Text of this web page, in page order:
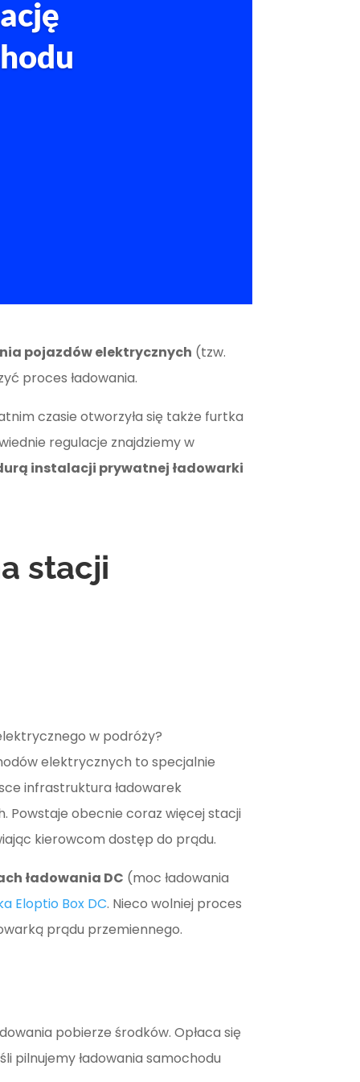
pojazdów elektrycznych (tzw.
proces ładowania.
czasie otworzyła się także furtka
regulacje znajdziemy w
instalacji prywatnej ładowarki
stacji
w podróży?
elektrycznych to specjalnie
infrastruktura ładowarek
Powstaje obecnie coraz więcej stacji
kierowcom dostęp do prądu.
ładowania DC (moc ładowania
Eloptio Box DC. Nieco wolniej proces
prądu przemiennego.
pobierze środków. Opłaca się
pilnujemy ładowania samochodu